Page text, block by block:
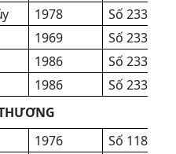
1978
Số 2333/
1969
Số 2333/
1986
Số 2333/
1986
Số 2333/
1976
Số 1185/